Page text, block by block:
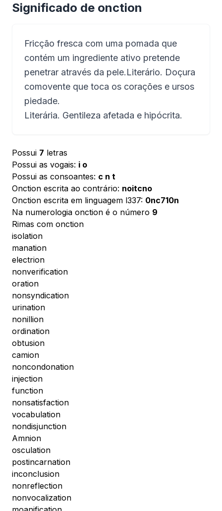
Significado de onction
Fricção fresca com uma pomada que
contém um ingrediente ativo pretende
penetrar através da pele.Literário. Doçura
comovente que toca os corações e ursos
piedade.
Literária. Gentileza afetada e hipócrita.
Possui 7 letras
Possui as vogais: i o
Possui as consoantes: c n t
Onction escrita ao contrário: noitcno
Onction escrita em linguagem l337: 0nc710n
Na numerologia onction é o número 9
Rimas com onction
isolation
manation
electrion
nonverification
oration
nonsyndication
urination
nonillion
ordination
obtusion
camion
noncondonation
injection
function
nonsatisfaction
vocabulation
nondisjunction
Amnion
osculation
postincarnation
inconclusion
nonreflection
nonvocalization